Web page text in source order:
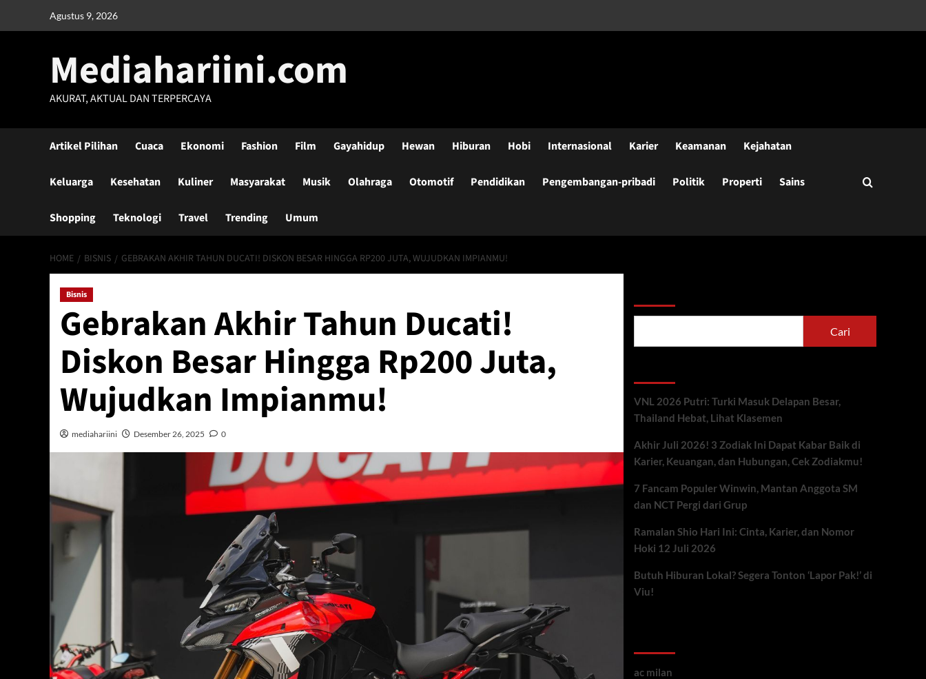
Agustus 9, 2026
Mediahariini.com
AKURAT, AKTUAL DAN TERPERCAYA
Artikel Pilihan Cuaca Ekonomi Fashion Film Gayahidup Hewan Hiburan Hobi Internasional Karier Keamanan Kejahatan
Keluarga Kesehatan Kuliner Masyarakat Musik Olahraga Otomotif Pendidikan Pengembangan-pribadi Politik Properti Sains
Shopping Teknologi Travel Trending Umum
HOME BISNIS GEBRAKAN AKHIR TAHUN DUCATI! DISKON BESAR HINGGA RP200 JUTA, WUJUDKAN IMPIANMU!
Bisnis
Gebrakan Akhir Tahun Ducati!
Diskon Besar Hingga Rp200 Juta,
Wujudkan Impianmu!
mediahariini Desember 26, 2025 0
Cari
VNL 2026 Putri: Turki Masuk Delapan Besar,
Thailand Hebat, Lihat Klasemen
Akhir Juli 2026! 3 Zodiak Ini Dapat Kabar Baik di
Karier, Keuangan, dan Hubungan, Cek Zodiakmu!
7 Fancam Populer Winwin, Mantan Anggota SM
dan NCT Pergi dari Grup
Ramalan Shio Hari Ini: Cinta, Karier, dan Nomor
Hoki 12 Juli 2026
Butuh Hiburan Lokal? Segera Tonton ‘Lapor Pak!’ di
Viu!
ac milan